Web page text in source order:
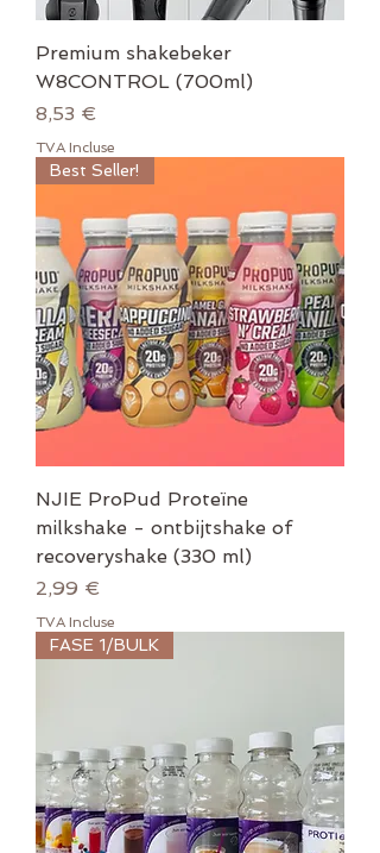
Premium shakebeker
W8CONTROL (700ml)
Prix
8,53 €
TVA Incluse
Best Seller!
NJIE ProPud Proteïne
milkshake - ontbijtshake of
recoveryshake (330 ml)
Prix
2,99 €
TVA Incluse
FASE 1/BULK